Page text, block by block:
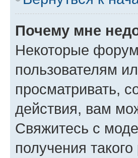
Почему мне
Некоторые
пользователям
просматривать,
действия, вам
Свяжитесь с
получения